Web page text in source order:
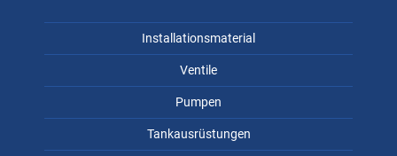
Installationsmaterial
Ventile
Pumpen
Tankausrüstungen